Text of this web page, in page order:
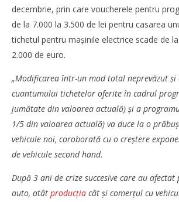
NOW VIEWING
ACAROM: Modificarea tichetelor oferite
industriei auto din România
Bianca
Florescu
decembrie, prin care voucherele pentru
de la 7.000 la 3.500 de lei pentru casarea
tichetul pentru maşinile electrice scade de
2.000 de euro.
„Modificarea într-un mod total neprevăzut
cuantumului tichetelor oferite în cadrul
jumătate din valoarea actuală) și a
1/5 din valoarea actuală) va duce la o
vehicule noi, coroborată cu o creștere
de vehicule second hand.
După 3 ani de crize succesive care au
auto, atât producția cât și comerțul cu